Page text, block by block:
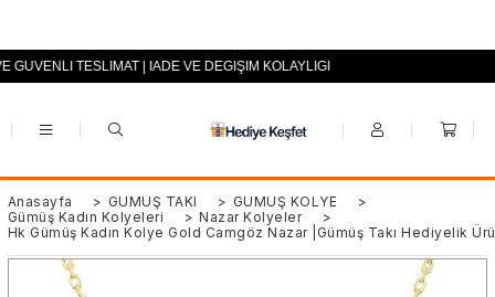
+90 (0553) 694 94 70
TESLİMAT | İADE VE DEĞİŞİM KOLAYLIĞI
Anasayfa > GÜMÜŞ TAKI > GÜMÜŞ KOLYE
>
Gümüş Kadın Kolyeleri
> Nazar Kolyeler
>
Hk Gümüş Kadın Kolye Gold Camgöz Nazar |Gümüş Takı Hediyelik